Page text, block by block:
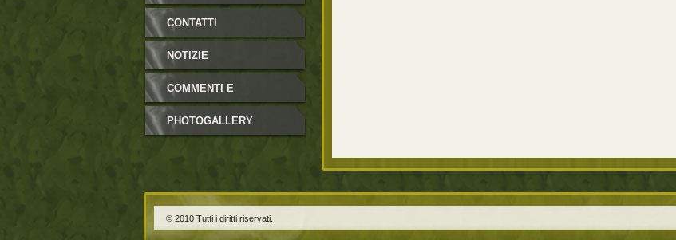
CONTATTI
NOTIZIE
COMMENTI E
NEWSLETTER
PHOTOGALLERY
© 2010 Tutti i diritti riservati.